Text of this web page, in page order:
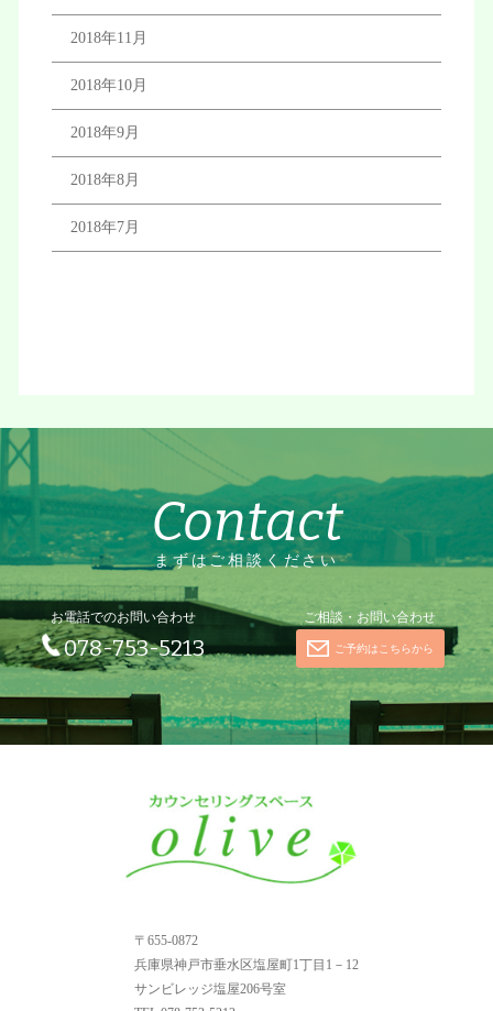
2018年11月
2018年10月
2018年9月
2018年8月
2018年7月
Contact
まずはご相談ください
お電話でのお問い合わせ
078-753-5213
ご相談・お問い合わせ
ご予約はこちらから
〒655-0872
兵庫県神戸市垂水区塩屋町1丁目1－12
サンビレッジ塩屋206号室